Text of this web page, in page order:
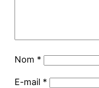
Nom *
E-mail *